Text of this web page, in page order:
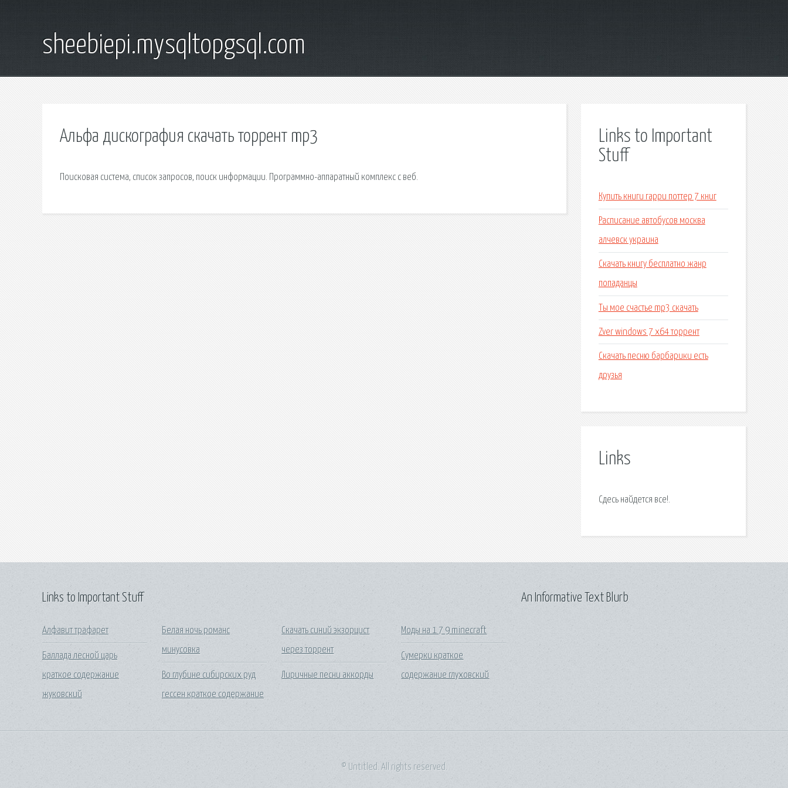
sheebiepi.mysqltopgsql.com
Альфа дискография скачать торрент mp3
Поисковая сиcтема, список запросов, поиск информации. Программно-аппаратный комплекс с веб.
Links to Important
Stuff
Купить книги гарри поттер 7 книг
Расписание автобусов москва
алчевск украина
Скачать книгу бесплатно жанр
попаданцы
Ты мое счастье mp3 скачать
Zver windows 7 x64 торрент
Скачать песню барбарики есть
друзья
Links
Сдесь найдется все!.
Links to Important Stuff
Алфавит трафарет
Баллада лесной царь
краткое содержание
жуковский
Белая ночь романс
минусовка
Во глубине сибирских руд
гессен краткое содержание
Скачать синий экзорцист
через торрент
Лиричные песни аккорды
Моды на 1 7 9 minecraft
Сумерки краткое
содержание глуховский
An Informative Text Blurb
© Untitled. All rights reserved.